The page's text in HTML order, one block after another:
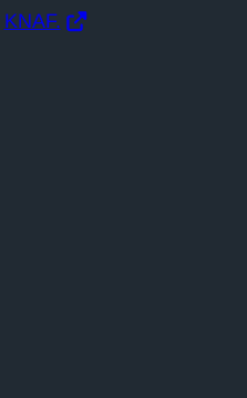
KNAF.